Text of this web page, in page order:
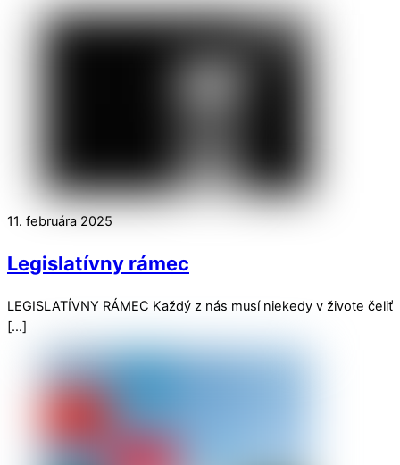
11. februára 2025
Legislatívny rámec
LEGISLATÍVNY RÁMEC Každý z nás musí niekedy v živote čeliť
[…]